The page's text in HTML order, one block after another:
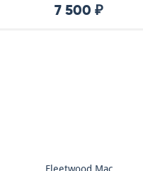
7 500 ₽